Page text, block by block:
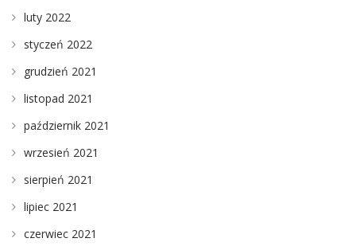
luty 2022
styczeń 2022
grudzień 2021
listopad 2021
październik 2021
wrzesień 2021
sierpień 2021
lipiec 2021
czerwiec 2021